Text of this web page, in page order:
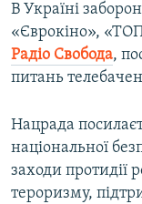
Усі сайти RFE/
В Україні
«Єврокіно»,
Радіо Свобода,
питань
Нацрада
національної
заходи протидії
тероризму,